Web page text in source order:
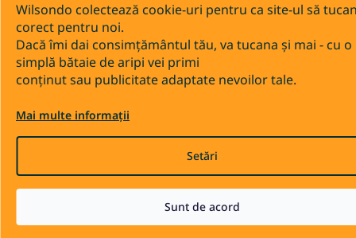
Wilsondo colectează cookie-uri pentru ca site-ul să
corect pentru noi.
Dacă îmi dai consimțământul tău, va tucana și mai - cu o
simplă bătaie de aripi vei primi
conținut sau publicitate adaptate nevoilor tale.
Mai multe informații
Setări
Sunt de acord